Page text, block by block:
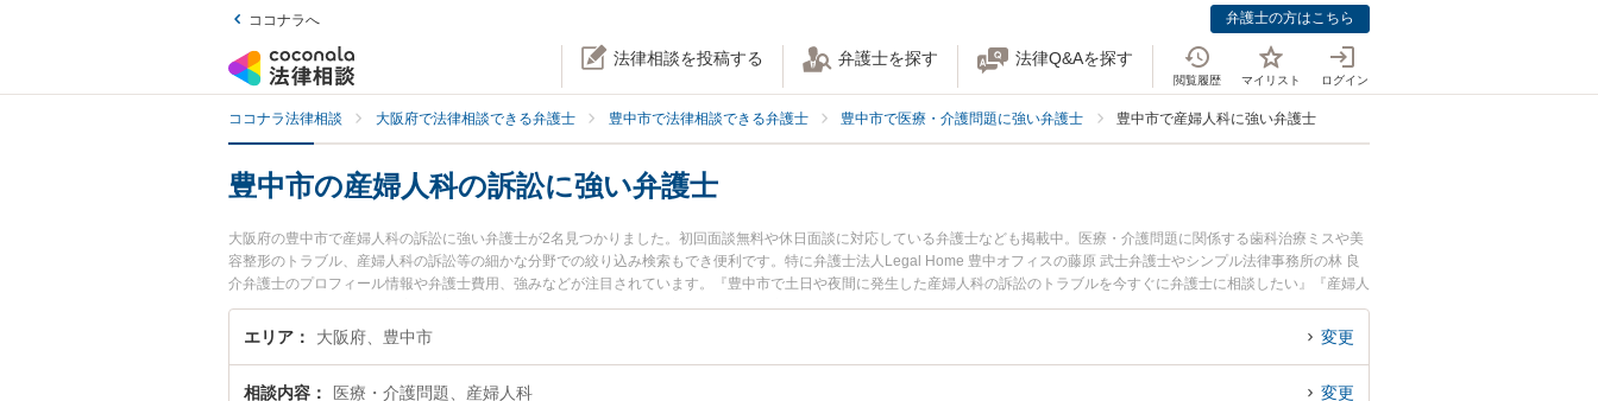
ココナラへ 弁護士の方はこちら
法律相談を投稿する 弁護士を探す 法律Q&Aを探す
閲覧履歴 マイリスト ログイン
ココナラ法律相談 大阪府で法律相談できる弁護士 豊中市で法律相談できる弁護士 豊中市で医療・介護問題に強い弁護士 豊中市で産婦人科に強い弁護士
豊中市の産婦人科の訴訟に強い弁護士
大阪府の豊中市で産婦人科の訴訟に強い弁護士が2名見つかりました。初回面談無料や休日面談に対応している弁護士なども掲載中。医療・介護問題に関係する歯科治療ミスや美
容整形のトラブル、産婦人科の訴訟等の細かな分野での絞り込み検索もでき便利です。特に弁護士法人Legal Home 豊中オフィスの藤原 武士弁護士やシンプル法律事務所の林 良
介弁護士のプロフィール情報や弁護士費用、強みなどが注目されています。『豊中市で土日や夜間に発生した産婦人科の訴訟のトラブルを今すぐに弁護士に相談したい』『産婦人
科の訴訟のトラブル解決の実績豊富な近くの弁護士を検索したい』『初回相談無料で産婦人科の訴訟を法律相談できる豊中市内の弁護士に相談予約したい』などでお困りの相談者
さんにおすすめです。
エリア 大阪府、豊中市 変更
相談内容 医療・介護問題、産婦人科 変更